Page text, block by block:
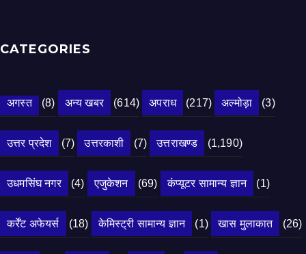
CATEGORIES
अगस्त (8) अन्य खबर (614) अपराध (217) अल्मोड़ा (3)
उत्तर प्रदेश (7) उत्तरकाशी (7) उत्तराखण्ड (1,190)
उधमसिंघ नगर (4) एजुकेशन (69) कंप्यूटर सामान्य ज्ञान (1)
कर्रेंट अफेयर्स (18) केमिस्ट्री सामान्य ज्ञान (1) खास मुलाकात (26)